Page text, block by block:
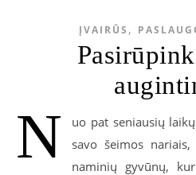
ĮVAIRŪS ,
N
uo pat seniausių
savo šeimos
naminių gyvūnų,